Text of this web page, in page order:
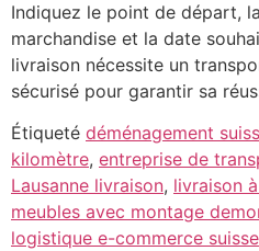
Indiquez le point de départ,
marchandise et la date
livraison nécessite un
sécurisé pour garantir sa
Étiqueté déménagement
kilomètre, entreprise de
Lausanne livraison, livraison
meubles avec montage
logistique e-commerce suisse